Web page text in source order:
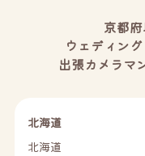
京都
ウェディン
出張カメラマ
北海道
北海道